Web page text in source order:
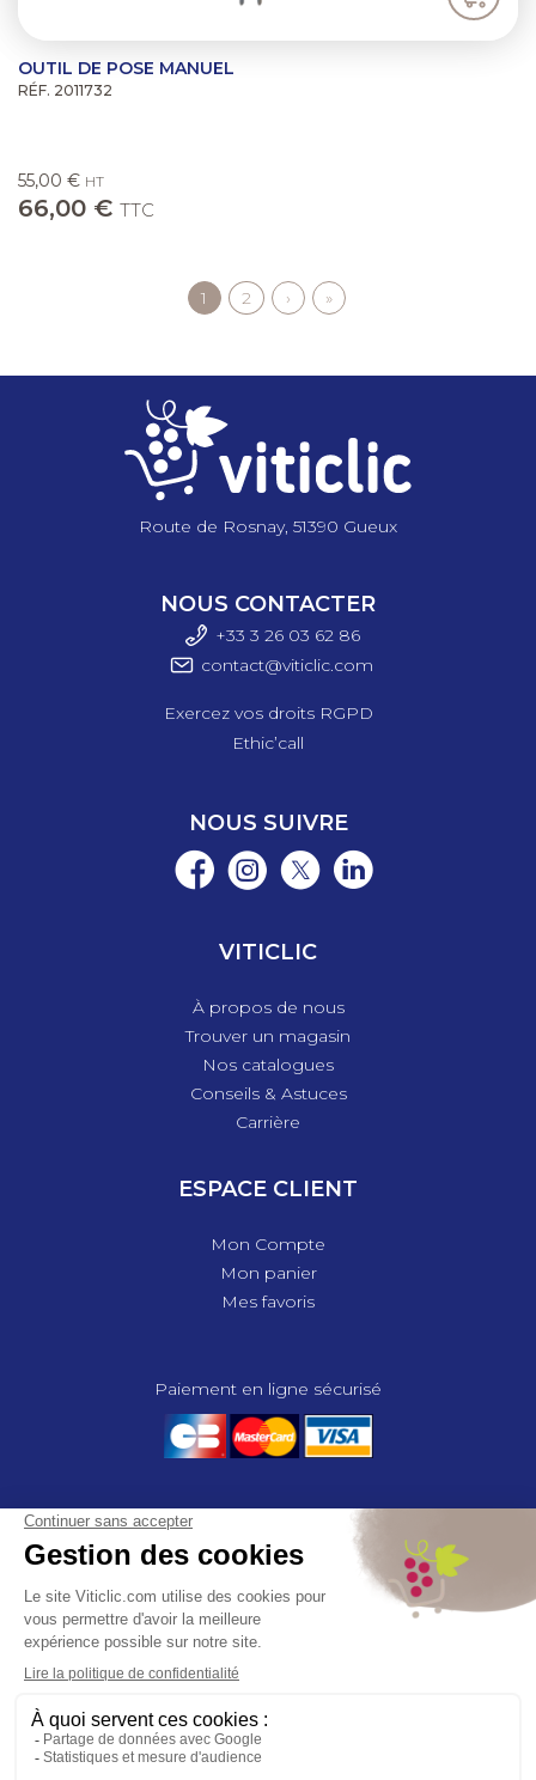
OUTIL DE POSE MANUEL
RÉF. 2011732
55,00 € HT
66,00 € TTC
Page
courante
1 Page
2 Page
suivante
› Dernière
page
»
Route de Rosnay, 51390 Gueux
NOUS CONTACTER
+33 3 26 03 62 86
contact@viticlic.com
Exercez vos droits RGPD
Ethic’call
NOUS SUIVRE
VITICLIC
À propos de nous
Trouver un magasin
Nos catalogues
Conseils & Astuces
Carrière
ESPACE CLIENT
Mon Compte
Mon panier
Mes favoris
Paiement en ligne sécurisé
© 2025 - GROUPE COMPAS, TOUS DROITS RÉSERVÉS.
MENTIONS LÉGALES
CGV
POLITIQUE DE CONFIDENTIALITÉ
COMPAS, à travers ses métiers de négociant et distributeur répond aux
horticulteurs, dans le domaine des espaces verts, des collectivités et des
particuliers. Le service développement de COMPAS travaille en
partenariat étroit avec le monde agricole et viticole pour mettre au point,
tester et proposer à ses clients les solutions les mieux adaptées. Agrément